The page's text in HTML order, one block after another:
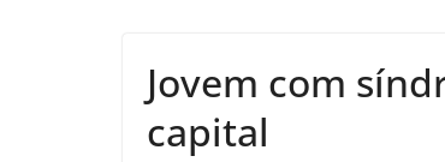
Jovem com
capital